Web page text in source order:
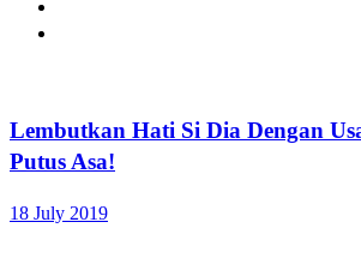
Lembutkan Hati Si Dia Dengan
Putus Asa!
18 July 2019